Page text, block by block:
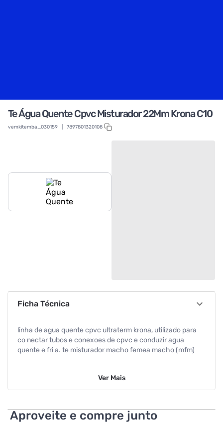
Te Água Quente Cpvc Misturador 22Mm Krona C10
vemkitemba_030159 7897801320108
Ficha Técnica
linha de agua quente cpvc ultraterm krona, utilizado para
co nectar tubos e conexoes de cpvc e conduzir agua
quente e fri a. te misturador macho femea macho (mfm)
Ver Mais
Aproveite e compre junto